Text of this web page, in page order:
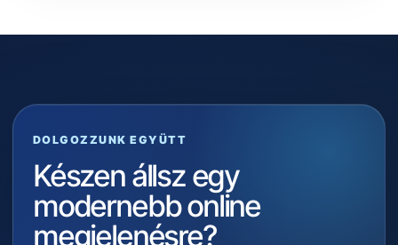
DOLGOZZUNK EGYÜTT
Készen állsz egy
modernebb online
megjelenésre?